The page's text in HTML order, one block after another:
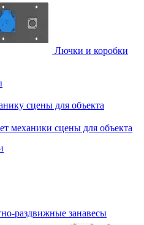
Лючки и коробки
сцены для объекта
механики сцены для объекта
раздвижные занавесы